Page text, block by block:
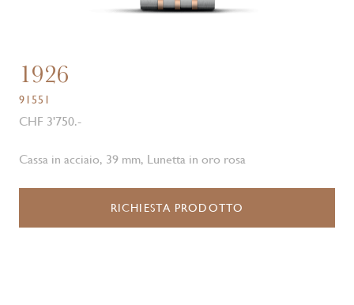
1926
91551
CHF 3'750.-
Cassa in acciaio, 39 mm, Lunetta in oro rosa
RICHIESTA PRODOTTO